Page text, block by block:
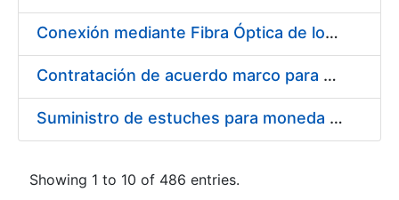
Conexión mediante Fibra Óptica de los Centros de Proceso de Datos (CPDs) de las sedes de la FNMT-RCM de Burgos y Madrid
Contratación de acuerdo marco para el Suministro de Material de Electricidad para la Fábrica Nacional de Moneda y Timbre-Real Casa de la Moneda en su centro de trabajo de Burgos
Suministro de estuches para moneda de 30 €
Showing 1 to 10 of 486 entries.